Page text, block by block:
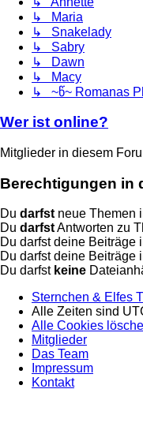
↳ Maria
↳ Snakelady
↳ Sabry
↳ Dawn
↳ Macy
↳ ~წ~ Romanas
Wer ist online?
Mitglieder in diesem
Berechtigungen in
Du darfstneue Themen
Du darfstAntworten zu
Du darfst deine Beiträge
Du darfst deine Beiträge
Du darfst keine
Sternchen & Elfes
Alle Zeiten sind
Alle Cookies
Mitglieder
Das Team
Impressum
Kontakt